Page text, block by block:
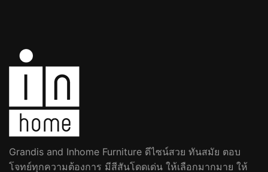
Grandis and Inhome Furniture ดีไซน์สวย ทันสมัย ตอบ
โจทย์ทุกความต้องการ มีสีสันโดดเด่น ให้เลือกมากมาย ให้